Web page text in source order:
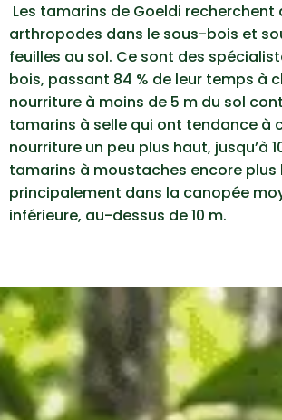
Les tamarins de Goeldi recherchent
arthropodes dans le sous-bois et
feuilles au sol. Ce sont des
bois, passant 84 % de leur temps à
nourriture à moins de 5 m du sol
tamarins à selle qui ont tendance à
nourriture un peu plus haut, jusqu’à
tamarins à moustaches encore plus
principalement dans la canopée
inférieure, au-dessus de 10 m.